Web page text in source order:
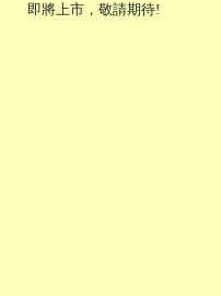
即將上市，敬請期待!